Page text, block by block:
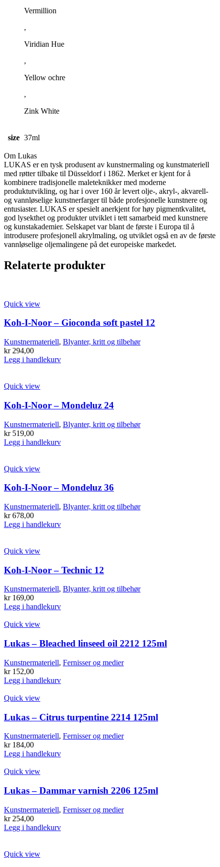
Vermillion
,
Viridian Hue
,
Yellow ochre
,
Zink White
size 37ml
Om Lukas
LUKAS er en tysk produsent av kunstnermaling og kunstmateriell
med røtter tilbake til Düsseldorf i 1862. Merket er kjent for å
kombinere tradisjonelle maleteknikker med moderne
produktutvikling, og har i over 160 år levert olje-, akryl-, akvarell-
og vannløselige kunstnerfarger til både profesjonelle kunstnere og
entusiaster. LUKAS er spesielt anerkjent for høy pigmentkvalitet,
god lysekthet og produkter utviklet i tett samarbeid med kunstnere
og kunstakademier. Selskapet var blant de første i Europa til å
introdusere profesjonell akrylmaling, og utviklet også en av de første
vannløselige oljemalingene på det europeiske markedet.
Relaterte produkter
Quick view
Koh-I-Noor – Gioconda soft pastel 12
Kunstnermateriell, Blyanter, kritt og tilbehør
kr294,00
Legg i handlekurv
Quick view
Koh-I-Noor – Mondeluz 24
Kunstnermateriell, Blyanter, kritt og tilbehør
kr519,00
Legg i handlekurv
Quick view
Koh-I-Noor – Mondeluz 36
Kunstnermateriell, Blyanter, kritt og tilbehør
kr678,00
Legg i handlekurv
Quick view
Koh-I-Noor – Technic 12
Kunstnermateriell, Blyanter, kritt og tilbehør
kr169,00
Legg i handlekurv
Quick view
Lukas – Bleached linseed oil 2212 125ml
Kunstnermateriell, Fernisser og medier
kr152,00
Legg i handlekurv
Quick view
Lukas – Citrus turpentine 2214 125ml
Kunstnermateriell, Fernisser og medier
kr184,00
Legg i handlekurv
Quick view
Lukas – Dammar varnish 2206 125ml
Kunstnermateriell, Fernisser og medier
kr254,00
Legg i handlekurv
Quick view